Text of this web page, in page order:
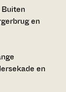
en
en